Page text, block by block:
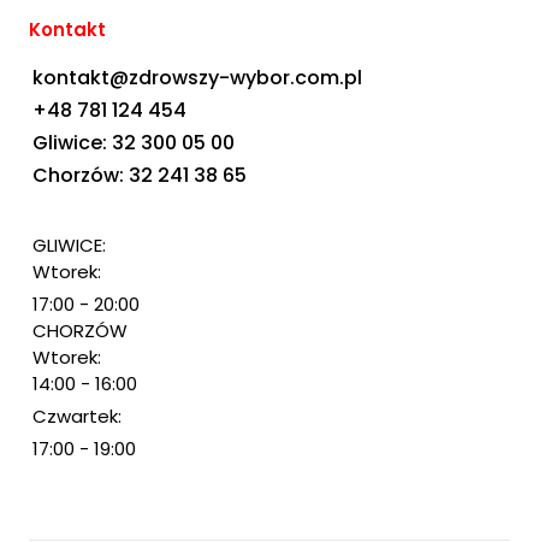
Kontakt
kontakt@zdrowszy-wybor.com.pl
+48 781 124 454
Gliwice: 32 300 05 00
Chorzów: 32 241 38 65
GLIWICE:
Wtorek:
17:00 - 20:00
CHORZÓW
Wtorek:
14:00 - 16:00
Czwartek:
17:00 - 19:00